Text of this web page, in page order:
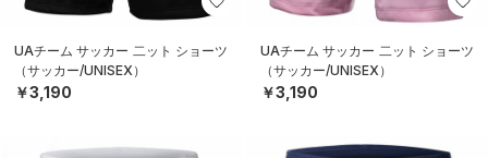
UAチーム サッカー 二ット ショーツ
（サッカー/UNISEX）
￥3,190
UAチーム サッカー 二ット ショーツ
（サッカー/UNISEX）
￥3,190